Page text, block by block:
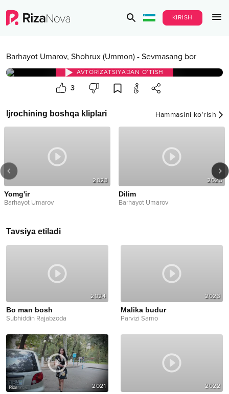
KIRISH
Barhayot Umarov, Shohrux (Ummon) - Sevmasang bor
AVTORIZATSIYADAN O‘TISH
3
Ijrochining boshqa kliplari Hammasini ko‘rish
2023
Yomg'ir
Barhayot Umarov
2023
Dilim
Barhayot Umarov
Tavsiya etiladi
2024
Bo man bosh
Subhiddin Rajabzoda
2023
Malika budur
Parvizi Samo
2021 2022